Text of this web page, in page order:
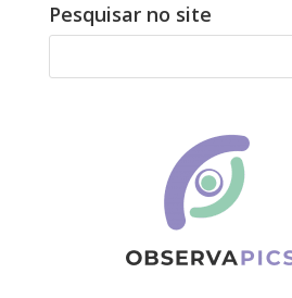
Pesquisar no site